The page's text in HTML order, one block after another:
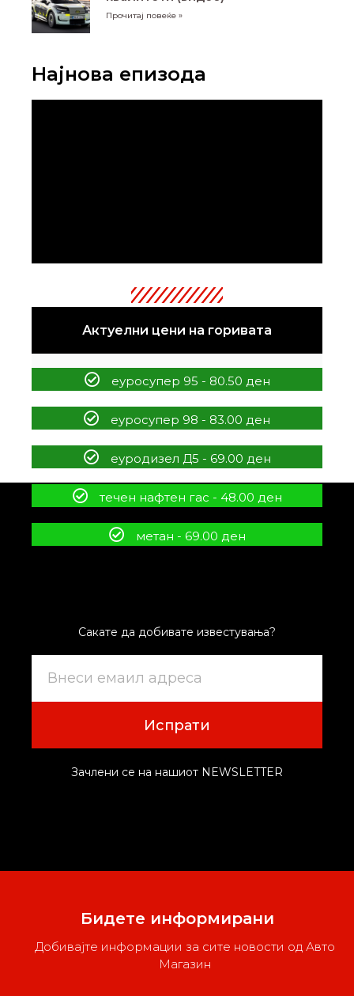
Прочитај повеќе »
Најнова епизода
Актуелни цени на горивата
еуросупер 95 - 80.50 ден
еуросупер 98 - 83.00 ден
еуродизел Д5 - 69.00 ден
течен нафтен гас - 48.00 ден
метан - 69.00 ден
Сакате да добивате известувања?
Испрати
Зачлени се на нашиот NEWSLETTER
Бидете информирани
Добивајте информации за сите новости од Авто
Магазин